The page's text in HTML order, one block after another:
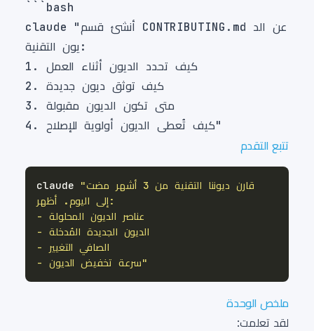
claude "أنشئ قسم CONTRIBUTING.md عن الد
تتبع التقدم
claude
- سرعة تخفيض الديون"
ملخص الوحدة
لقد تعلمت: